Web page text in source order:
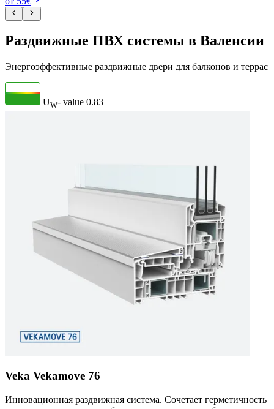
Раздвижные ПВХ системы в Валенсии
Энергоэффективные раздвижные двери для балконов и террас
UW- value 0.83
Veka Vekamove 76
Инновационная раздвижная система. Сочетает герметичность